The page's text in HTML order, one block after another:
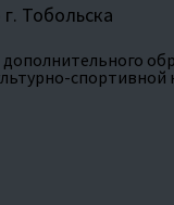
Тобольска
спортивной